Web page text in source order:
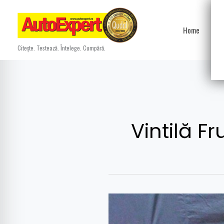
content
Citește. Testează. Întelege. Cumpără.
Home
Vintilă